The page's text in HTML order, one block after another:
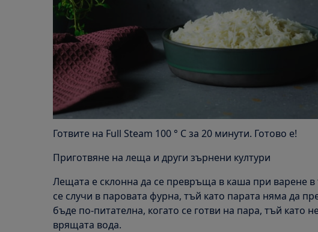
Готвите на Full Steam 100 ° C за 20 минути. Готово е!
Приготвяне на леща и други зърнени култури
Лещата е склонна да се превръща в каша при варене в
се случи в паровата фурна, тъй като парата няма да
бъде по-питателна, когато се готви на пара, тъй като
врящата вода.